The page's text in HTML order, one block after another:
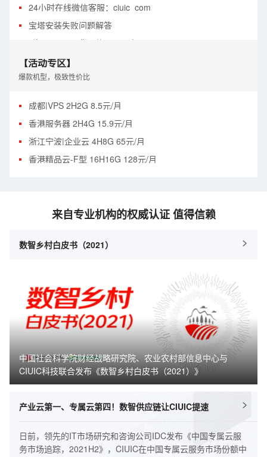
24小时在线微信客服：ciuic_com
宝塔安装失败问题解答
“停用” 不是退货退款，不要点！
登陆服务器出现身份验证错误
win系统挂载数据盘
【活动专区】
爆款机型，极致性价比
成都|VPS 2H2G 8.5元/月
香港服务器 2H4G 15.9元/月
浙江宁波|企业云 4H8G 65元/月
香港精品云-F型 16H16G 128元/月
来自专业机构的权威认证 值得信赖
数智乡村白皮书（2021）
中国社会科学院财经战略研究院、农业农村部信息中心与
CIUIC科技联合发布《数智乡村白皮书（2021）》
产业云第一、专属云第四！数智供应链让CIUIC提速
日前，领先的IT市场研究和咨询公司IDC发布《中国专属云服
务市场追踪，2021H2》，CIUIC在中国专属云服务市场份额中